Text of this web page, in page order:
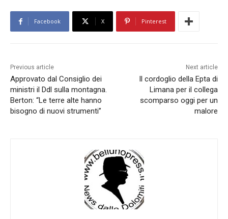
Facebook X Pinterest
Previous article
Approvato dal Consiglio dei
ministri il Ddl sulla montagna.
Berton: “Le terre alte hanno
bisogno di nuovi strumenti”
Next article
Il cordoglio della Epta di
Limana per il collega
scomparso oggi per un
malore